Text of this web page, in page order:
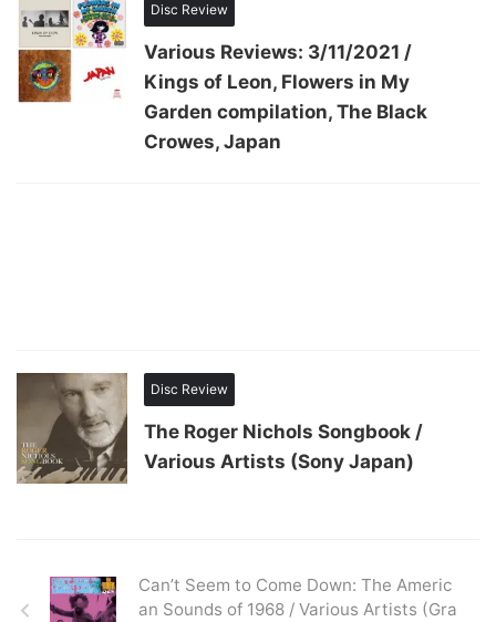
Disc Review
Various Reviews: 3/11/2021 /
Kings of Leon, Flowers in My
Garden compilation, The Black
Crowes, Japan
Disc Review
The Roger Nichols Songbook /
Various Artists (Sony Japan)
Can’t Seem to Come Down: The Americ
an Sounds of 1968 / Various Artists (Gra